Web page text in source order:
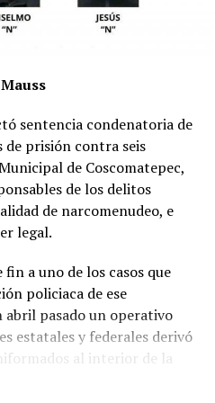
si existió
alguno de los conductores.
a los automovilistas y
precaución, respetar los
la distancia de
durante la
el riesgo de accidentes se
de la región.
vio afectada por algunos
las labores de auxilio y el
parte de las autoridades.
restablecido de manera
sentencia condenatoria de
de prisión contra seis
de Coscomatepec,
de los delitos
de narcomenudeo, e
legal.
a uno de los casos que
policiaca de ese
abril pasado un operativo
estatales y federales derivó
al interior de la